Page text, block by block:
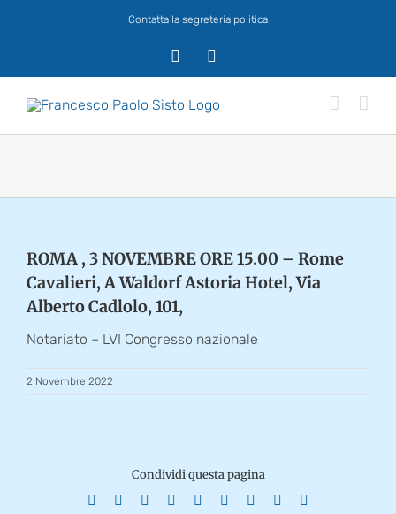
Contatta la segreteria politica
ROMA , 3 NOVEMBRE ORE 15.00 – Rome
Cavalieri, A Waldorf Astoria Hotel, Via
Alberto Cadlolo, 101,
Notariato – LVI Congresso nazionale
2 Novembre 2022
Condividi questa pagina
Facebook Reddit LinkedInWhatsApp
TumblrPinterest